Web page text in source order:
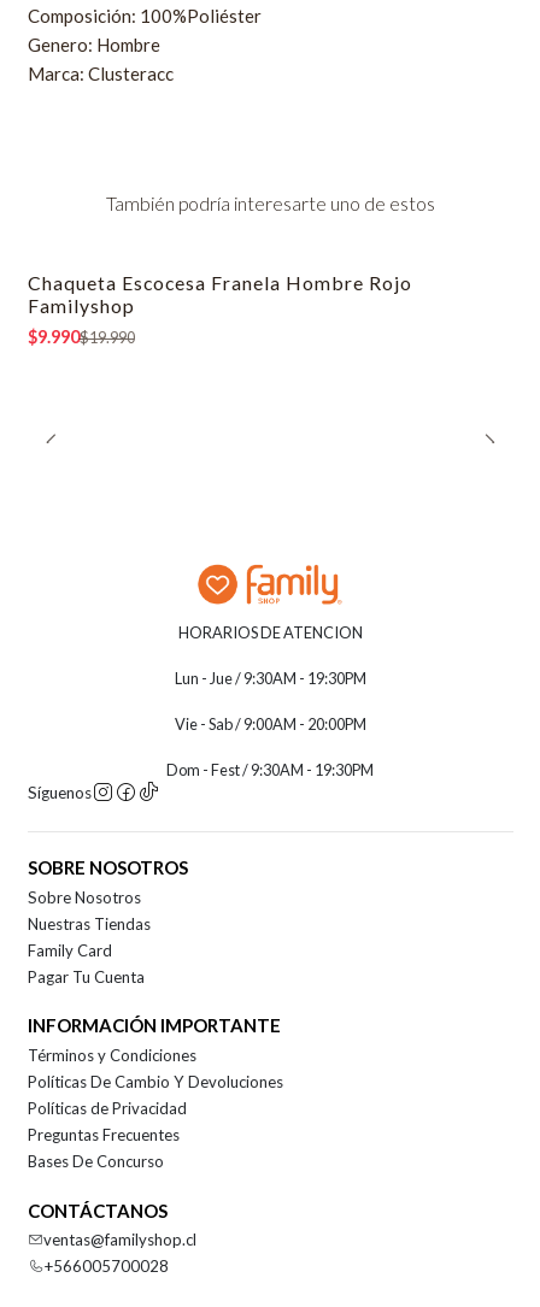
Composición: 100%Poliéster
Genero: Hombre
Marca: Clusteracc
También podría interesarte uno de estos
-50% OFF
Chaqueta Escocesa Franela Hombre Rojo
Familyshop
$9.990$19.990
HORARIOS DE ATENCION
Lun - Jue / 9:30AM - 19:30PM
Vie - Sab / 9:00AM - 20:00PM
Dom - Fest / 9:30AM - 19:30PM
Síguenos
SOBRE NOSOTROS
Sobre Nosotros
Nuestras Tiendas
Family Card
Pagar Tu Cuenta
INFORMACIÓN IMPORTANTE
Términos y Condiciones
Políticas De Cambio Y Devoluciones
Políticas de Privacidad
Preguntas Frecuentes
Bases De Concurso
CONTÁCTANOS
ventas@familyshop.cl
+566005700028